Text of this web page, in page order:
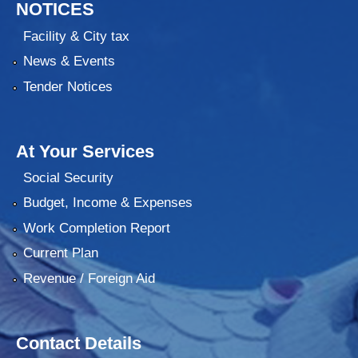
NOTICES
Facility & City tax
News & Events
Tender Notices
At Your Services
Social Security
Budget, Income & Expenses
Work Completion Report
Current Plan
Revenue / Foreign Aid
Contact Details